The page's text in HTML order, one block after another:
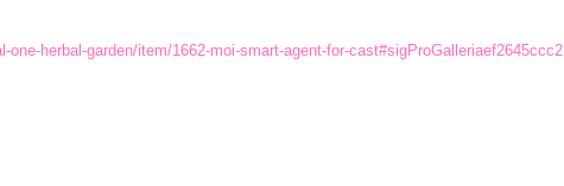
one-herbal-garden/item/1662-moi-smart-agent-for-cast#sigProGalleriaef2645ccc2